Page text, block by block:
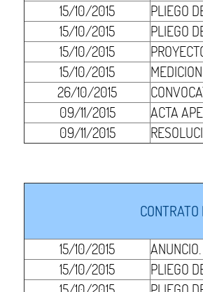
15/10/2015
PLIEGO
15/10/2015
PLIEGO
15/10/2015
15/10/2015
26/10/2015
09/11/2015
ACTA
09/11/2015
15/10/2015
15/10/2015
PLIEGO